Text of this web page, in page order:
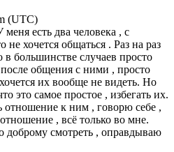
(UTC)
есть два человека , с
не хочется общаться . Раз на раз
в большинстве случаев просто
общения с ними , просто
их вообще не видеть. Но
это самое простое , избегать их.
отношение к ним , говорю себе ,
, всё только во мне.
доброму смотреть , оправдываю